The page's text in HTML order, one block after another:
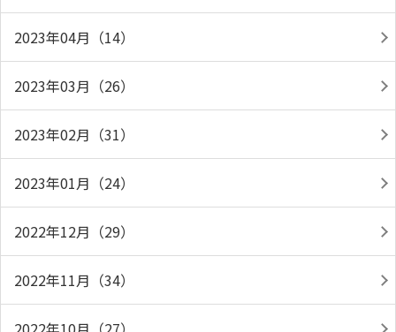
2023年04月（14）
2023年03月（26）
2023年02月（31）
2023年01月（24）
2022年12月（29）
2022年11月（34）